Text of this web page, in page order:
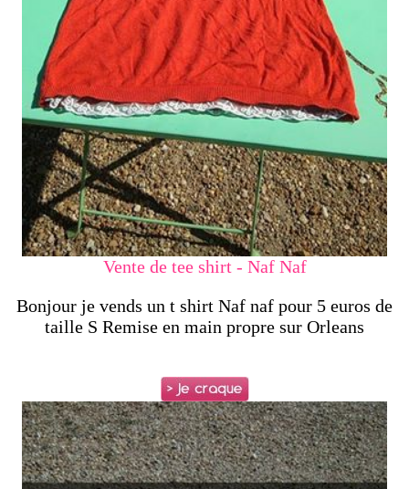
Vente de tee shirt - Naf Naf
Bonjour je vends un t shirt Naf naf pour 5 euros de
taille S Remise en main propre sur Orleans